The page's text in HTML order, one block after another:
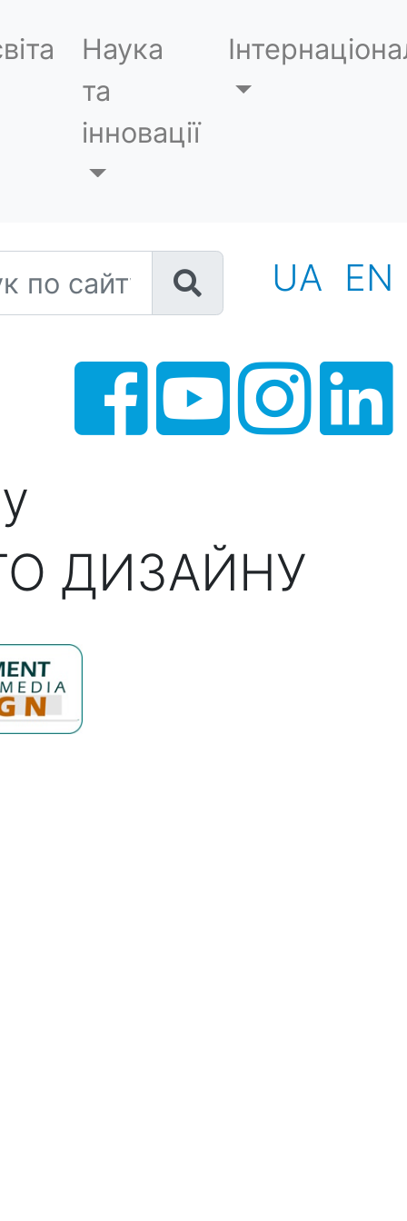
Наука
та
інновації
сайту UA EN
ДИЗАЙНУ